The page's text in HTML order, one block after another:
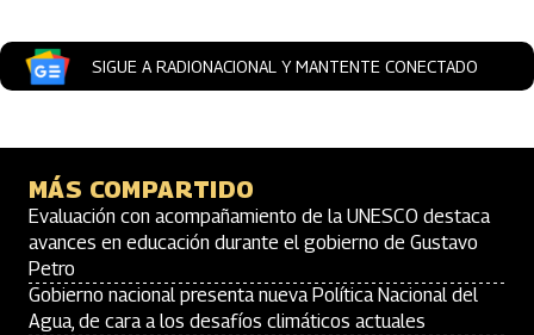
SIGUE A RADIONACIONAL Y MANTENTE CONECTADO
MÁS COMPARTIDO
Evaluación con acompañamiento de la UNESCO destaca
avances en educación durante el gobierno de Gustavo
Petro
Gobierno nacional presenta nueva Política Nacional del
Agua, de cara a los desafíos climáticos actuales